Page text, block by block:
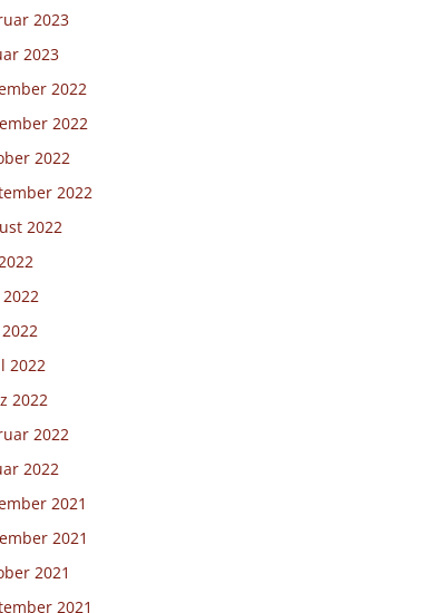
2023
2023
2022
2022
2022
2022
2022
2022
2022
2022
2022
2022
2021
2021
2021
2021